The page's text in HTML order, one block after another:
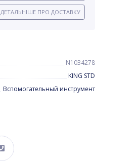
ДЕТАЛЬНІШЕ ПРО ДОСТАВКУ
N1034278
KING STD
Вспомогательный инструмент